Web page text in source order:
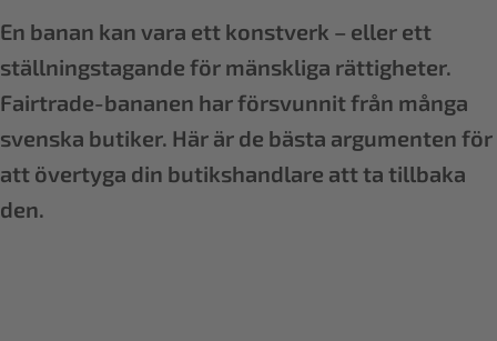
En banan kan vara ett konstverk – eller ett
ställningstagande för mänskliga rättigheter.
Fairtrade-bananen har försvunnit från många
svenska butiker. Här är de bästa argumenten för
att övertyga din butikshandlare att ta tillbaka
den.